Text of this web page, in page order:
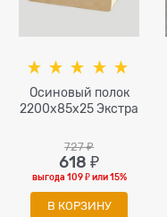
Осиновый полок
2200x85x25 Экстра
727 ₽
618 ₽
выгода 109 ₽или15%
В КОРЗИНУ